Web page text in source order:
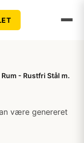
- Rustfri Stål m.
være genereret